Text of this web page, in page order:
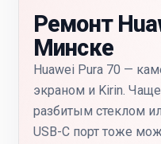
Ремонт
Минске
Huawei Pura 70 —
экраном и Kirin.
разбитым стеклом
USB-C порт тоже